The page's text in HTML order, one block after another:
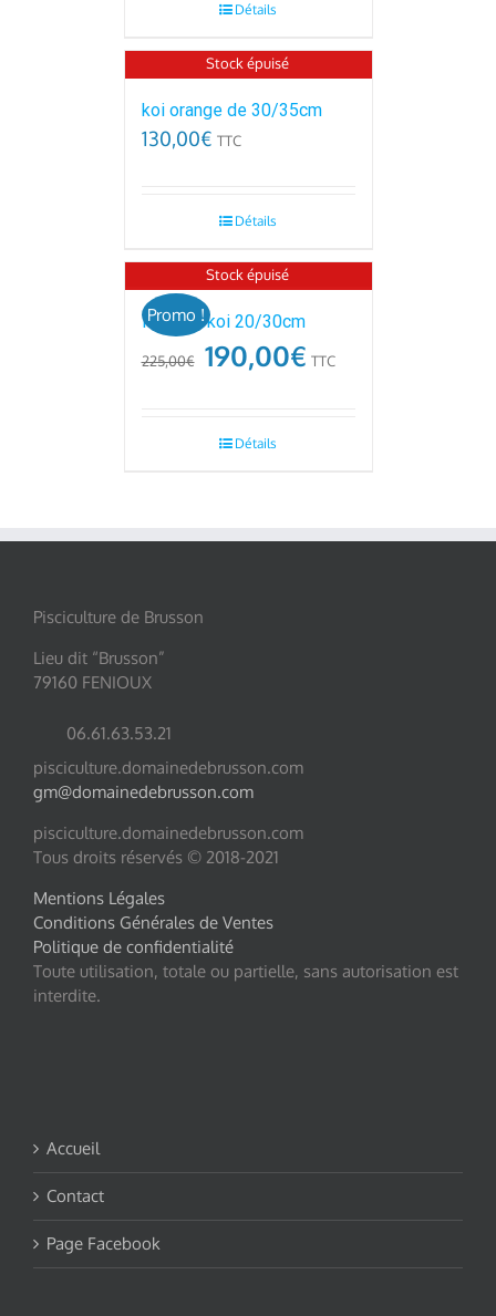
Détails
Stock épuisé
koi orange de 30/35cm
130,00€ TTC
Détails
Promo !
Stock épuisé
lot de 5 koi 20/30cm
225,00€ 190,00€ TTC
Détails
Pisciculture de Brusson
Lieu dit “Brusson”
79160 FENIOUX
06.61.63.53.21
pisciculture.domainedebrusson.com
gm@domainedebrusson.com
pisciculture.domainedebrusson.com
Tous droits réservés © 2018-2021
Mentions Légales
Conditions Générales de Ventes
Politique de confidentialité
Toute utilisation, totale ou partielle, sans autorisation est
interdite.
Accueil
Contact
Page Facebook